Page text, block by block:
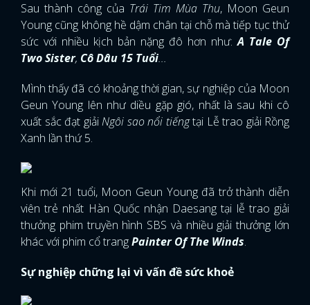
Sau thành công của Trái Tim Mùa Thu, Moon Geun
Young cũng không hề dậm chân tại chỗ mà tiếp tục thử
sức với nhiều kịch bản nặng đô hơn như:A Tale Of
Two Sister, Cô Dâu 15 Tuổi...
Mình thấy đã có khoảng thời gian, sự nghiệp của Moon
Geun Young lên như diều gặp gió, nhất là sau khi cô
xuất sắc đạt giảiNgôi sao nổi tiếngtại Lễ trao giải Rồng
Xanh lần thứ 5.
Khi mới 21 tuổi, Moon Geun Young đã trở thành diễn
viên trẻ nhất Hàn Quốc nhận Daesang tại lễ trao giải
thưởng phim truyền hình SBS và nhiều giải thưởng lớn
khác với phim cổ trangPainter Of The Winds.
Sự nghiệp chững lại vì vấn đề sức khoẻ